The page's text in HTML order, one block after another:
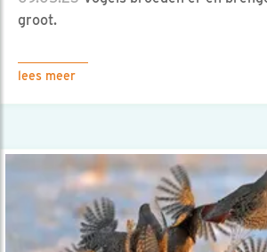
groot.
lees meer